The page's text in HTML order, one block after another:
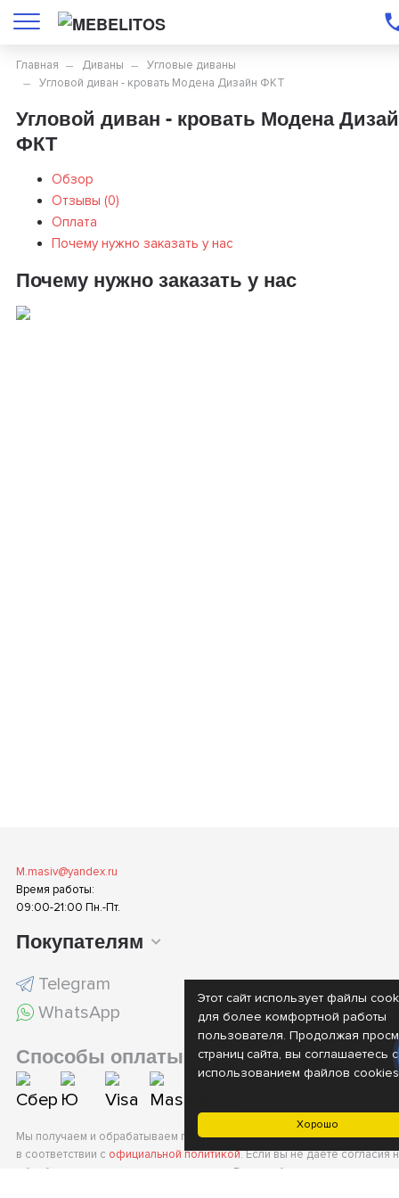
Хорошо
Этот сайт использует файлы
для более комфортной работы
пользователя. Продолжая
страниц сайта, вы соглашаетесь с
использованием файлов
Главная Диваны
Угловые диваны
Угловой диван - кровать Модена Дизайн ФКТ
Угловой диван - кровать Модена
ФКТ
Обзор
Отзывы (0)
Оплата
Почему нужно заказать у нас
Почему нужно заказать у нас
M.masiv@yandex.ru
Время работы:
09:00-21:00 Пн.-Пт.
Покупателям
Telegram
WhatsApp
Способы оплаты
Мы получаем и обрабатываем персональные данные посетителей
в соответствии с официальной политикой. Если вы не даете согласия
обработку своих персональных данных, Вам необходимо покинуть наш